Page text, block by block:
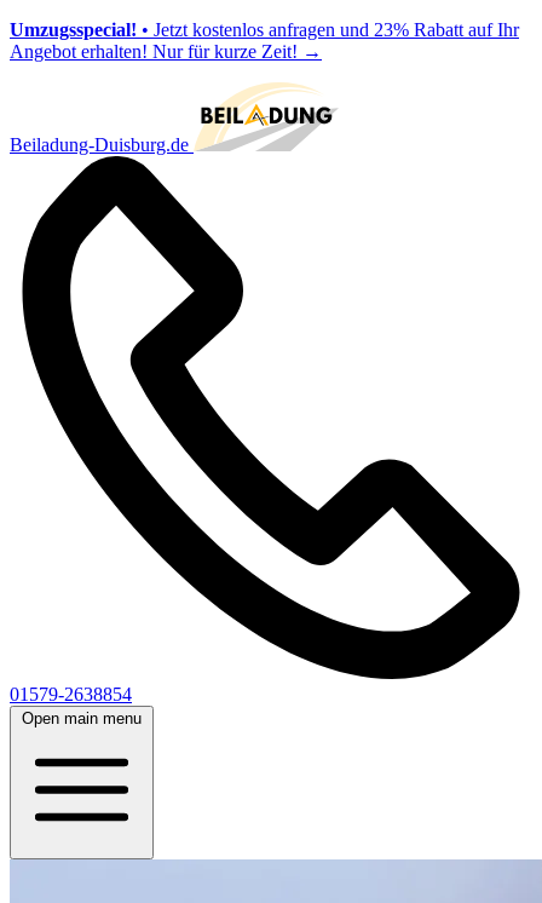
Umzugsspecial! • Jetzt kostenlos anfragen und 23% Rabatt auf Ihr
Angebot erhalten! Nur für kurze Zeit! →
Beiladung-Duisburg.de
01579-2638854
Open main menu